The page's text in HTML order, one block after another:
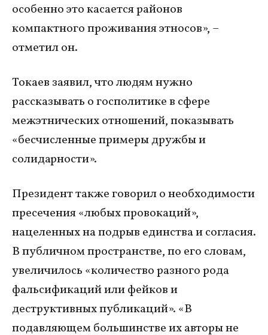
особенно это касается районов
компактного проживания этносов», –
отметил он.
Токаев заявил, что людям нужно
рассказывать о госполитике в сфере
межэтнических отношений, показывать
«бесчисленные примеры дружбы и
солидарности».
Президент также говорил о необходимости
пресечения «любых провокаций»,
нацеленных на подрыв единства и согласия.
В публичном пространстве, по его словам,
увеличилось «количество разного рода
фальсификаций или фейков и
деструктивных публикаций». «В
подавляющем большинстве их авторы не